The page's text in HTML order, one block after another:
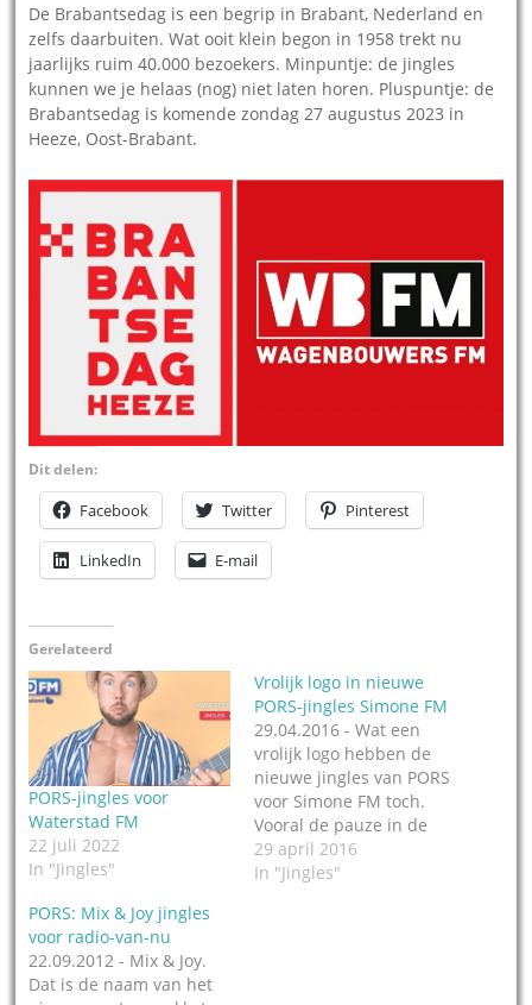
De Brabantsedag is een begrip in Brabant, Nederland en
zelfs daarbuiten. Wat ooit klein begon in 1958 trekt nu
jaarlijks ruim 40.000 bezoekers. Minpuntje: de jingles
kunnen we je helaas (nog) niet laten horen. Pluspuntje: de
Brabantsedag is komende zondag 27 augustus 2023 in
Heeze, Oost-Brabant.
Dit delen:
Facebook Twitter Pinterest
LinkedIn E-mail
Gerelateerd
PORS-jingles voor
Waterstad FM
22 juli 2022
In "Jingles"
Vrolijk logo in nieuwe
PORS-jingles Simone FM
29.04.2016 - Wat een
vrolijk logo hebben de
nieuwe jingles van PORS
voor Simone FM toch.
Vooral de pauze in de
gezongen naam
(Si...mone FM) is vrolijk
29 april 2016
In "Jingles"
PORS: Mix & Joy jingles
voor radio-van-nu
22.09.2012 - Mix & Joy.
Dat is de naam van het